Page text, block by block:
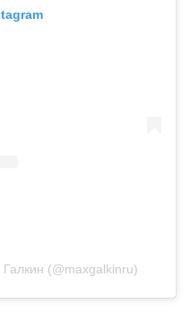
(@maxgalkinru)